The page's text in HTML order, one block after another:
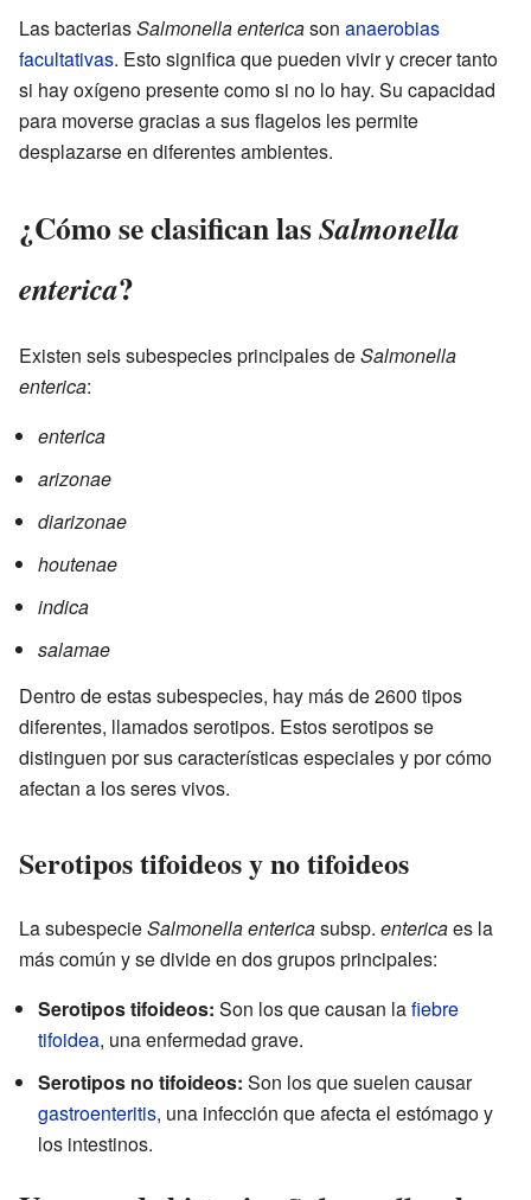
Las bacteriasSalmonella entericason anaerobias
facultativas. Esto significa que pueden vivir y crecer tanto
si hay oxígeno presente como si no lo hay. Su capacidad
para moverse gracias a sus flagelos les permite
desplazarse en diferentes ambientes.
¿Cómo se clasifican lasSalmonella
enterica?
Existen seis subespecies principales deSalmonella
enterica:
enterica
arizonae
diarizonae
houtenae
indica
salamae
Dentro de estas subespecies, hay más de 2600 tipos
diferentes, llamados serotipos. Estos serotipos se
distinguen por sus características especiales y por cómo
afectan a los seres vivos.
Serotipos tifoideos y no tifoideos
La subespecieSalmonella entericasubsp. entericaes la
más común y se divide en dos grupos principales:
Serotipos tifoideos: Son los que causan lafiebre
tifoidea, una enfermedad grave.
Serotipos no tifoideos: Son los que suelen causar
gastroenteritis, una infección que afecta el estómago y
los intestinos.